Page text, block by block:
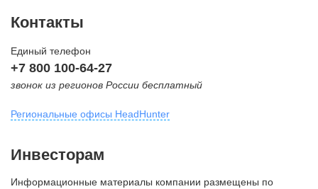
Контакты
Единый телефон
+7 800 100-64-27
звонок из регионов России бесплатный
Региональные офисы HeadHunter
внутригородская территория
Муниципальный округ Тверской,
Инвесторам
Информационные материалы компании размещены по